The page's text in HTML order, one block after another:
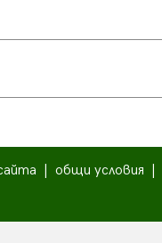
общи условия